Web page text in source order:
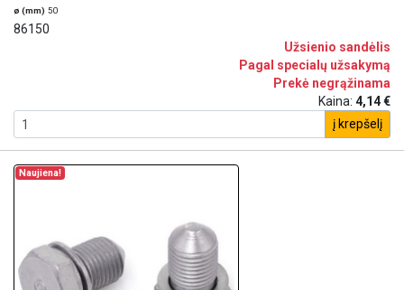
ø (mm) 50
86150
Užsienio sandėlis
Pagal specialų užsakymą
Prekė negrąžinama
Kaina: 4,14 €
į krepšelį
Naujiena!